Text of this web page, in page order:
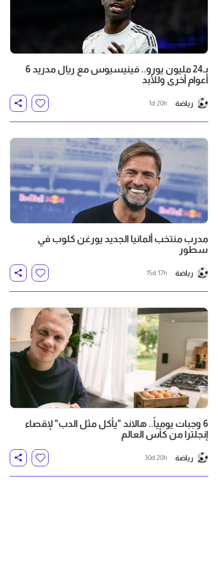
بـ24 مليون يورو.. فينيسيوس مع ريال مدريد 6
أعوام أخرى وللأبد
رياضة 1d 20h
مدرب منتخب ألمانيا الجديد يورغن كلوب في
سطور
رياضة 15d 17h
6 وجبات يومياً.. هالاند "يأكل مثل الدب" لإقصاء
إنجلترا من كأس العالم
رياضة 30d 20h